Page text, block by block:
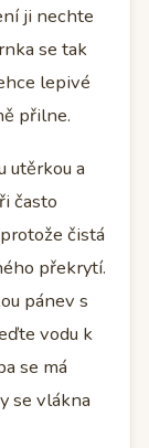
ji nechte
se tak
lepivé
přilne.
utěrkou a
často
čistá
překrytí.
pánev s
vodu k
se má
se vlákna